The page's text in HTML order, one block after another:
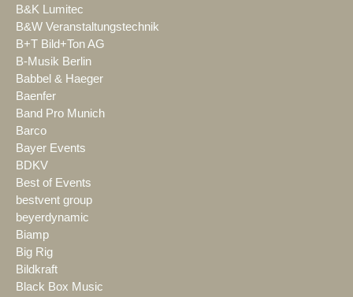
B&K Lumitec
B&W Veranstaltungstechnik
B+T Bild+Ton AG
B-Musik Berlin
Babbel & Haeger
Baenfer
Band Pro Munich
Barco
Bayer Events
BDKV
Best of Events
bestvent group
beyerdynamic
Biamp
Big Rig
Bildkraft
Black Box Music